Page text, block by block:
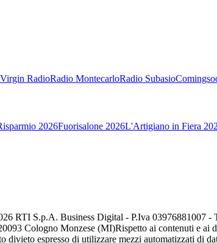
Virgin RadioRadio MontecarloRadio Subasio
2026Fuorisalone 2026L'Artigiano in Fiera
RTI S.p.A. Business Digital - P.Iva 03976881007
Cologno Monzese (MI)Rispetto ai contenuti e ai
divieto espresso di utilizzare mezzi automatizzati di